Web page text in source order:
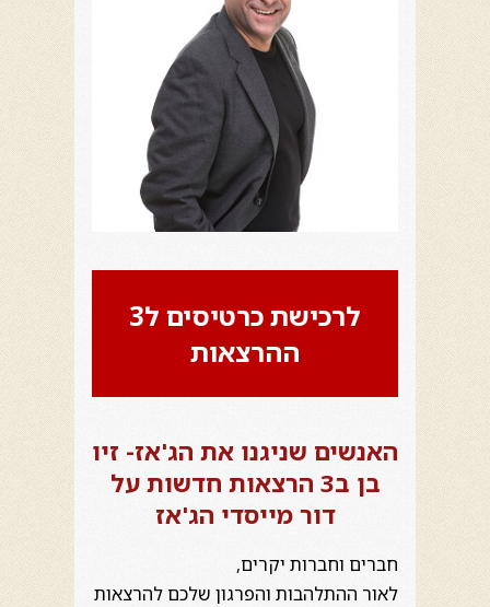
לרכישת כרטיסים ל3
ההרצאות
האנשים שניגנו את הג'אז- זיו
בן ב3 הרצאות חדשות על
דור מייסדי הג'אז
חברים וחברות יקרים,
לאור ההתלהבות והפרגון שלכם להרצאות